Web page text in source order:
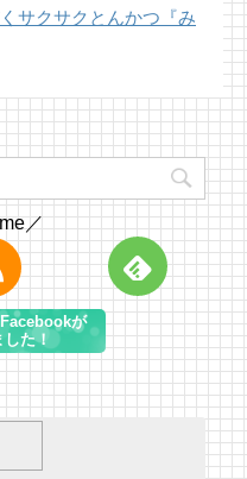
サクサクとんかつ『み
／
が
た！